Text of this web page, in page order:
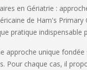
en Gériatrie :
de Ham's Primary
pratique
approche unique
Pour chaque cas, il